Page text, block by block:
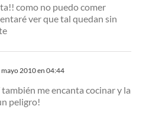
como no puedo comer
ver que tal quedan sin
mayo 2010 en 04:44
también me encanta cocinar y la
peligro!